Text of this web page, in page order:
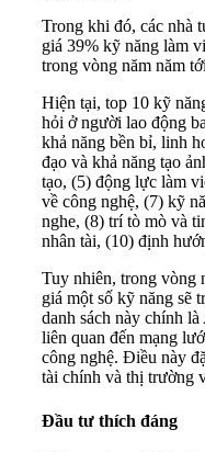
Trong khi đó, các nhà
giá 39% kỹ năng làm
trong vòng năm năm
Hiện tại, top 10 kỹ
hỏi ở người lao động
khả năng bền bỉ, linh
đạo và khả năng tạo
tạo, (5) động lực làm
về công nghệ, (7) kỹ
nghe, (8) trí tò mò và
nhân tài, (10) định
Tuy nhiên, trong vòng
giá một số kỹ năng sẽ
danh sách này chính
liên quan đến mạng
công nghệ. Điều này
tài chính và thị trường
Đầu tư thích đáng